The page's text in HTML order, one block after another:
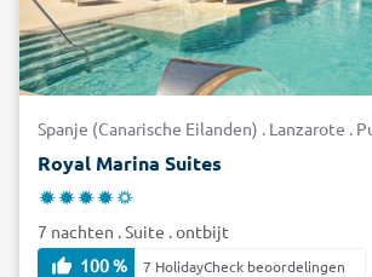
Spanje (Canarische Eilanden) . Lanzarote .
Royal Marina Suites
7 nachten . Suite . ontbijt
100 %
7 HolidayCheck beoordelingen